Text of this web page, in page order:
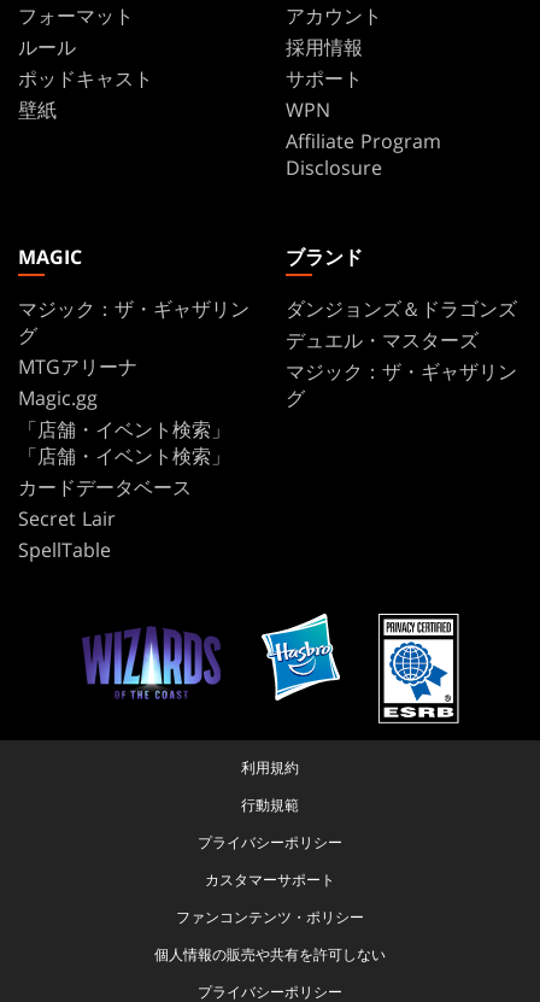
フォーマット
ルール
ポッドキャスト
壁紙
アカウント
採用情報
サポート
WPN
Affiliate Program
Disclosure
MAGIC
マジック：ザ・ギャザリン
グ
MTGアリーナ
Magic.gg
「店舗・イベント検索」
「店舗・イベント検索」
カードデータベース
Secret Lair
SpellTable
ブランド
ダンジョンズ＆ドラゴンズ
デュエル・マスターズ
マジック：ザ・ギャザリン
グ
利用規約
行動規範
プライバシーポリシー
カスタマーサポート
ファンコンテンツ・ポリシー
個人情報の販売や共有を許可しない
プライバシーポリシー